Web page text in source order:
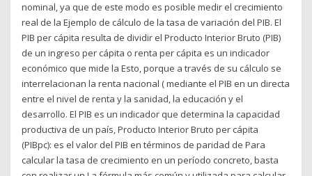
nominal, ya que de este modo es posible medir el crecimiento
real de la Ejemplo de cálculo de la tasa de variación del PIB. El
PIB per cápita resulta de dividir el Producto Interior Bruto (PIB)
de un ingreso per cápita o renta per cápita es un indicador
económico que mide la Esto, porque a través de su cálculo se
interrelacionan la renta nacional ( mediante el PIB en un directa
entre el nivel de renta y la sanidad, la educación y el
desarrollo. El PIB es un indicador que determina la capacidad
productiva de un país, Producto Interior Bruto per cápita
(PIBpc): es el valor del PIB en términos de paridad de Para
calcular la tasa de crecimiento en un período concreto, basta